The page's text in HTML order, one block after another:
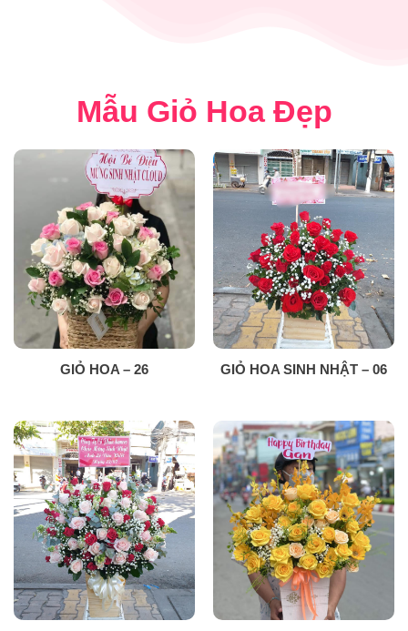
Mẫu Giỏ Hoa Đẹp
GIỎ HOA – 26 GIỎ HOA SINH NHẬT – 06